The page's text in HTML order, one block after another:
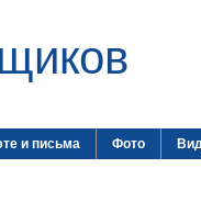
и письма Фото